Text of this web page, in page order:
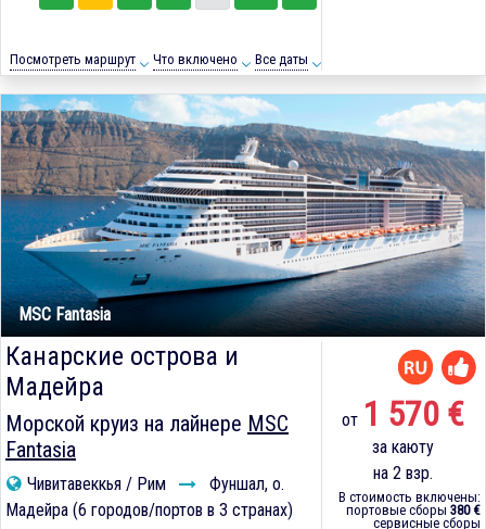
Посмотреть маршрут Что включено Все даты
MSC Fantasia
Канарские острова и
Мадейра
Морской круиз на лайнере MSC
Fantasia
Чивитавеккья / Рим
Фуншал, о.
Мадейра (6 городов/портов в 3 странах)
от 1 570 €
за каюту
на 2 взр.
В стоимость включены:
портовые сборы 380 €
сервисные сборы